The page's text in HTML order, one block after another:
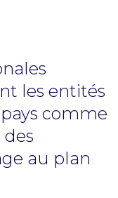
les entités
comme
au plan